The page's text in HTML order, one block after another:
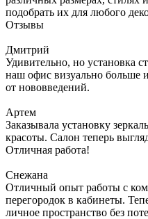
подобрать их для любого
Отзывы
Дмитрий
Удивительно, но установка
наш офис визуально больше
от нововведений.
Артем
Заказывала установку
красоты. Салон теперь
Отличная работа!
Снежана
Отличный опыт работы с
перегородок в кабинеты.
личное пространство без